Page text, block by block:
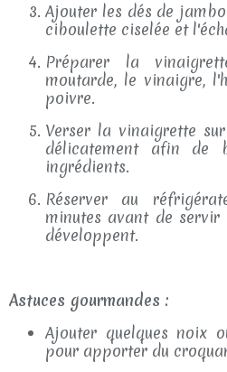
Ajouter les dés de
ciboulette ciselée et
Préparer la
moutarde, le vinaigre,
poivre.
Verser la vinaigrette
délicatement afin de
ingrédients.
Réserver au
minutes avant de servir
développent.
Astuces gourmandes :
Ajouter quelques noix
pour apporter du